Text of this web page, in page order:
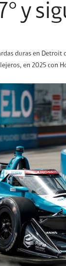
y
duras en Detroit
en 2025 con